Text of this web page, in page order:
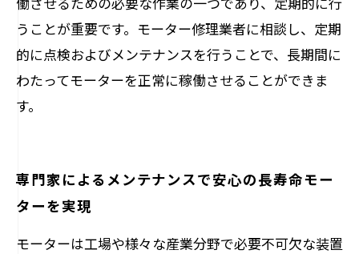
うことが重要です。モーター修理業者に相談し、定期
的に点検およびメンテナンスを行うことで、長期間に
わたってモーターを正常に稼働させることができま
す。
専門家によるメンテナンスで安心の長寿命モー
ターを実現
モーターは工場や様々な産業分野で必要不可欠な装置